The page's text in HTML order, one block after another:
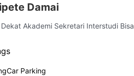
Damai
Dekat Akademi Sekretari Interstudi Bisa
Car Parking